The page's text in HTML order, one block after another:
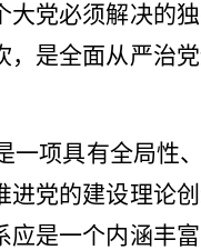
党必须解决的
是全面从严治
一项具有全局性
党的建设理论
是一个内涵丰